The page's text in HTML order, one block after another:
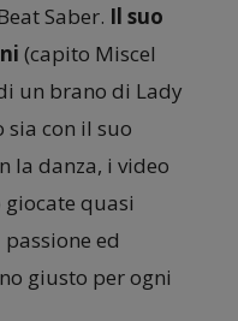
Saber. Il suo
(capito Miscel
un brano di Lady
sia con il suo
la danza, i video
quasi
ed
giusto per ogni